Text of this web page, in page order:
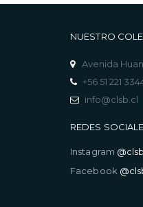
NUESTRO
Avenida
+56 51 221
info@clsb.cl
REDES
Instagram
Facebook